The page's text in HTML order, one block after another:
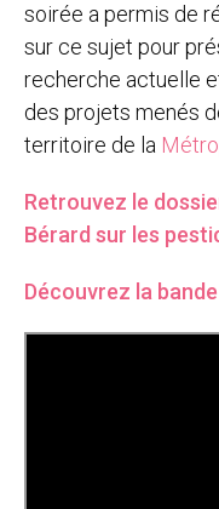
soirée a permis de
sur ce sujet pour
recherche actuelle
des projets menés
territoire de la
Retrouvez le
Bérard sur les
Découvrez la